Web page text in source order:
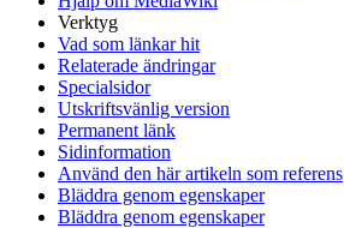
Verktyg
Vad som länkar hit
Relaterade ändringar
Specialsidor
Utskriftsvänlig version
Permanent länk
Sidinformation
Använd den här artikeln som referens
Bläddra genom egenskaper
Bläddra genom egenskaper